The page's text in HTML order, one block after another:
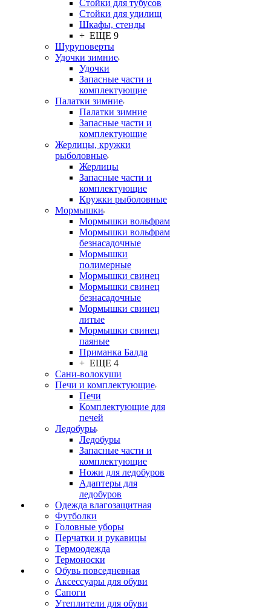
Стойки для тубусов
Стойки для удилищ
Шкафы, стенды
+ ЕЩЕ 9
Шуруповерты
Удочки зимние
Удочки
Запасные части и
комплектующие
Палатки зимние
Палатки зимние
Запасные части и
комплектующие
Жерлицы, кружки
рыболовные
Жерлицы
Запасные части и
комплектующие
Кружки рыболовные
Мормышки
Мормышки вольфрам
Мормышки вольфрам
безнасадочные
Мормышки
полимерные
Мормышки свинец
Мормышки свинец
безнасадочные
Мормышки свинец
литые
Мормышки свинец
паяные
Приманка Балда
+ ЕЩЕ 4
Сани-волокуши
Печи и комплектующие
Печи
Комплектующие для
печей
Ледобуры
Ледобуры
Запасные части и
комплектующие
Ножи для ледобуров
Адаптеры для
ледобуров
Одежда влагозащитная
Футболки
Головные уборы
Перчатки и рукавицы
Термоодежда
Термоноски
Обувь повседневная
Аксессуары для обуви
Сапоги
Утеплители для обуви